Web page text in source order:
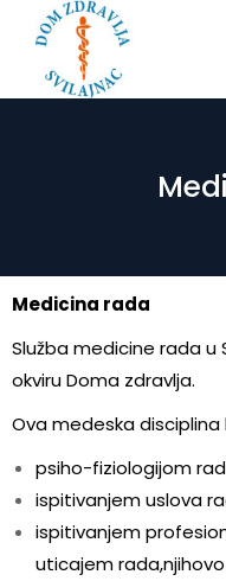
Medicina rada
Služba medicine rada u
okviru Doma zdravlja.
Ova medeska disciplina
psiho-fiziologijom
ispitivanjem uslova
ispitivanjem
uticajem